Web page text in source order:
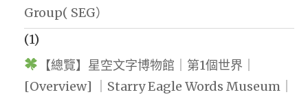
Group( SEG）
(1)
【總覽】星空文字博物館｜第1個世界｜
[Overview] ｜Starry Eagle Words Museum｜